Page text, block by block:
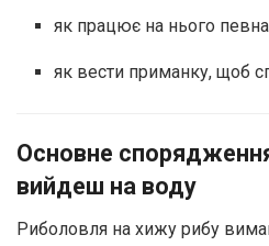
як працює на нього
як вести приманку, щоб
Основне
вийдеш на воду
Риболовля на хижу рибу